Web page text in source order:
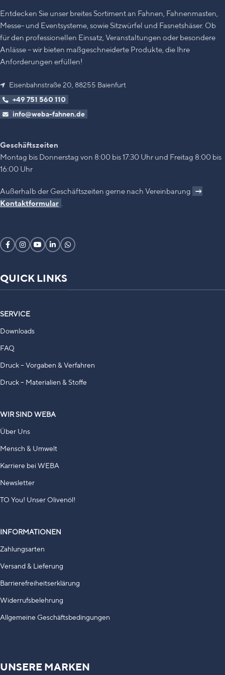
Sie uns gerne an:+49 751 - 560
110
Entdecken Sie unser breites Sortiment an Fahnen, Fahnenmasten,
Messe- und Eventsysteme, sowie Sitzwürfel und Fasnetshäser. Ob
für den professionellen Einsatz, Veranstaltungen oder besondere
Anlässe – wir bieten maßgeschneiderte Produkte, die Ihre
Anforderungen erfüllen!
Eisenbahnstraße 20, 88255 Baienfurt
+49 751 560 110
info@weba-fahnen.de
Geschäftszeiten
Montag bis Donnerstag von 8:00 bis 17:30 Uhr und Freitag 8:00 bis
16:00 Uhr
Außerhalb der Geschäftszeiten gerne nach Vereinbarung →
Kontaktformular
QUICK LINKS
SERVICE
Downloads
FAQ
Druck – Vorgaben & Verfahren
Druck – Materialien & Stoffe
WIR SIND WEBA
Über Uns
Mensch & Umwelt
Karriere bei WEBA
Newsletter
TO You! Unser Olivenöl!
INFORMATIONEN
Zahlungsarten
Versand & Lieferung
Barrierefreiheitserklärung
Widerrufsbelehrung
Allgemeine Geschäftsbedingungen
UNSERE MARKEN